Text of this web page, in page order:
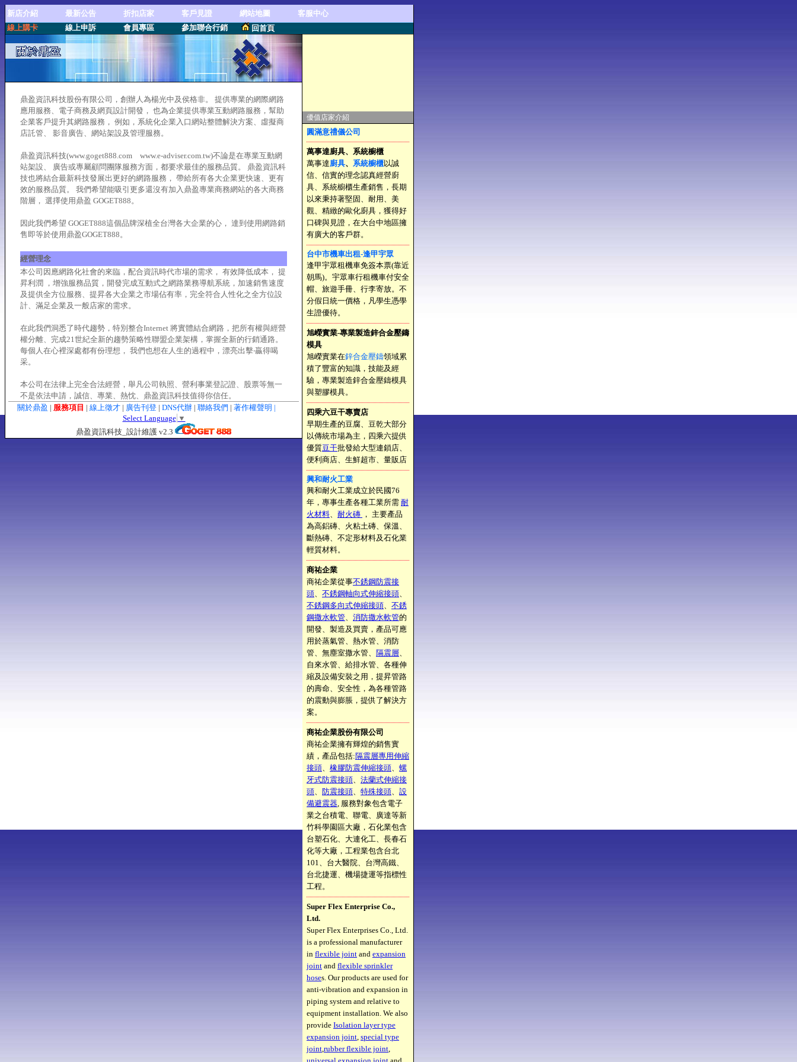
新店介紹 最新公告 折扣店家 客戶見證 網站地圖
客服中心
線上購卡
線上申訴 會員專區 參加聯合行銷 回首頁
鼎盈資訊科技股份有限公司，創辦人為楊光中及侯格非。 提供專業的網際網路
應用服務、電子商務及網頁設計開發， 也為企業提供專業互動網路服務，幫助
企業客戶提升其網路服務， 例如，系統化企業入口網站整體解決方案、虛擬商
店託管、 影音廣告、網站架設及管理服務。
鼎盈資訊科技(www.goget888.com www.e-adviser.com.tw)不論是在專業互動網
站架設、 廣告或專屬顧問團隊服務方面，都要求最佳的服務品質。 鼎盈資訊科
技也將結合最新科技發展出更好的網路服務， 帶給所有各大企業更快速、更有
效的服務品質。 我們希望能吸引更多還沒有加入鼎盈專業商務網站的各大商務
階層， 選擇使用鼎盈 GOGET888。
因此我們希望 GOGET888這個品牌深植全台灣各大企業的心， 達到使用網路銷
售即等於使用鼎盈GOGET888。
經營理念
本公司因應網路化社會的來臨，配合資訊時代市場的需求， 有效降低成本， 提
昇利潤 ，增強服務品質，開發完成互動式之網路業務導航系統，加速銷售速度
及提供全方位服務、提昇各大企業之市場佔有率，完全符合人性化之全方位設
計、滿足企業及一般店家的需求。
在此我們洞悉了時代趨勢，特別整合Internet 將實體結合網路，把所有權與經營
權分離、完成21世紀全新的趨勢策略性聯盟企業架構，掌握全新的行銷通路。
每個人在心裡深處都有份理想， 我們也想在人生的過程中，漂亮出擊‧贏得喝
采。
本公司在法律上完全合法經營，舉凡公司執照、營利事業登記證、股票等無一
不是依法申請，誠信、專業、熱忱、鼎盈資訊科技值得你信任。
關於鼎盈 | 服務項目 | 線上徵才 | 廣告刊登 | DNS代辦 | 聯絡我們 | 著作權聲明 |
Select Language ▼
鼎盈資訊科技_設計維護 v2.3
優值店家介紹
圓滿意禮儀公司
萬事達廚具、系統櫥櫃
萬事達廚具、 系統櫥櫃以誠
信、信實的理念認真經營廚
具、系統櫥櫃生產銷售，長期
以來秉持著堅固、耐用、美
觀、精緻的歐化廚具，獲得好
口碑與見證，在大台中地區擁
有廣大的客戶群。
台中市機車出租-逢甲宇眾
逢甲宇眾租機車免簽本票(靠近
朝馬)。宇眾車行租機車付安全
帽、旅遊手冊、行李寄放。不
分假日統一價格，凡學生憑學
生證優待。
旭嶸實業-專業製造鋅合金壓鑄
模具
旭嶸實業在鋅合金壓鑄領域累
積了豐富的知識，技能及經
驗，專業製造鋅合金壓鑄模具
與塑膠模具。
四乘六豆干專賣店
早期生產的豆腐、豆乾大部分
以傳統市場為主，四乘六提供
優質豆干批發給大型連鎖店、
便利商店、生鮮超市、量販店
興和耐火工業
興和耐火工業成立於民國76
年，專事生產各種工業所需 耐
火材料、 耐火磚 ， 主要產品
為高鋁磚、火粘土磚、保溫、
斷熱磚、不定形材料及石化業
輕質材料。
商祐企業
商祐企業從事不銹鋼防震接
頭、 不銹鋼軸向式伸縮接頭、
不銹鋼多向式伸縮接頭、 不銹
鋼撒水軟管、 消防撒水軟管的
開發、製造及買賣，產品可應
用於蒸氣管、熱水管、消防
管、無塵室撒水管、 隔震層、
自來水管、給排水管、各種伸
縮及設備安裝之用，提昇管路
的壽命、安全性，為各種管路
的震動與膨脹，提供了解決方
案。
商祐企業股份有限公司
商祐企業擁有輝煌的銷售實
績，產品包括:隔震層專用伸縮
接頭、 橡膠防震伸縮接頭、 螺
牙式防震接頭、 法蘭式伸縮接
頭、 防震接頭、 特殊接頭、 設
備避震器, 服務對象包含電子
業之台積電、聯電、廣達等新
竹科學園區大廠，石化業包含
台塑石化、大連化工、長春石
化等大廠，工程業包含台北
101、台大醫院、台灣高鐵、
台北捷運、機場捷運等指標性
工程。
Super Flex Enterprise Co.,
Ltd.
Super Flex Enterprises Co., Ltd.
is a professional manufacturer
in flexible joint and expansion
joint and flexible sprinkler
hoses. Our products are used for
anti-vibration and expansion in
piping system and relative to
equipment installation. We also
provide Isolation layer type
expansion joint, special type
joint,rubber flexible joint,